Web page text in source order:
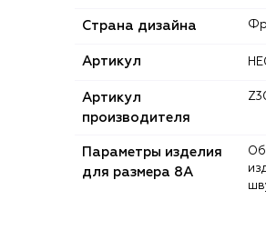
Страна дизайна
Артикул
Артикул
производителя
Параметры изделия
для размера 8A
Обхват талии 56 см, длина